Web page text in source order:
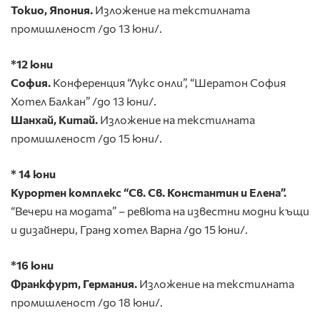
Токио, Япония. Изложение на текстилната
промишленост /до 13 юни/.
*12 юни
София. Конференция “Лукс онли”, “Шератон София
Хотел Балкан” /до 13 юни/.
Шанхай, Китай. Изложение на текстилната
промишленост /до 15 юни/.
* 14 юни
Курортен комплекс “Св. Св. Константин и Елена”.
“Вечери на модата” – ревюта на известни модни къщи
и дизайнери, Гранд хотел Варна /до 15 юни/.
*16 юни
Франкфурт, Германия. Изложение на текстилната
промишленост /до 18 юни/.